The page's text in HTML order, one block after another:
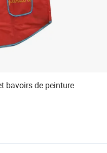
bavoirs de peinture